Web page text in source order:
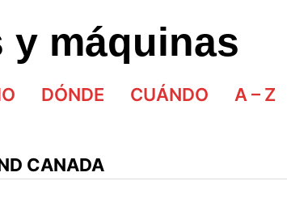
y máquinas
DÓNDE CUÁNDO A – Z
CANADA